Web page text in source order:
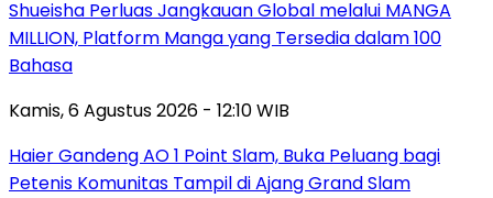
Shueisha Perluas Jangkauan Global melalui MANGA
MILLION, Platform Manga yang Tersedia dalam 100
Bahasa
Kamis, 6 Agustus 2026 - 12:10 WIB
Haier Gandeng AO 1 Point Slam, Buka Peluang bagi
Petenis Komunitas Tampil di Ajang Grand Slam